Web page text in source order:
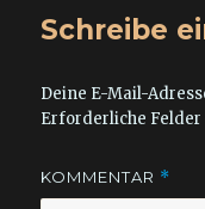
Schreibe
Deine E-Mail-
Erforderliche
KOMMENTAR *